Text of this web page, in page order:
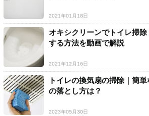
2021年01月18日
オキシクリーンでトイレ掃
する方法を動画で解説
2021年12月16日
トイレの換気扇の掃除｜簡
の落とし方は？
2023年05月30日